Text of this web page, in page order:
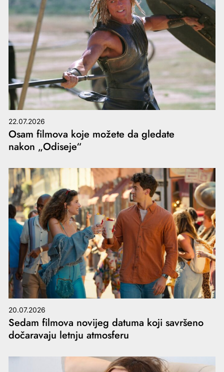
22.07.2026
Osam filmova koje možete da gledate
nakon „Odiseje“
20.07.2026
Sedam filmova novijeg datuma koji savršeno
dočaravaju letnju atmosferu